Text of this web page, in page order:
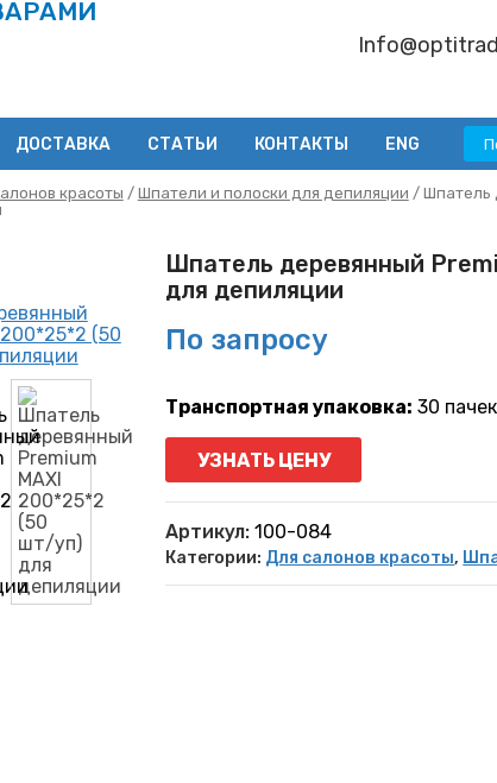
ДОСТАВКА СТАТЬИ КОНТАКТЫ ENG
красоты / Шпатели и полоски для депиляции / Шпатель
Шпатель деревянный
для депиляции
По запросу
Транспортная упаковка: 30 пачек
УЗНАТЬ ЦЕНУ
Артикул:100-084
Категории: Для салонов красоты,